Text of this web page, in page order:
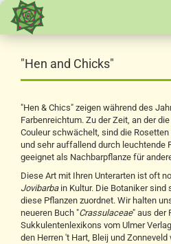
"Hen and Chicks"
"Hen & Chics" zeigen während des
Farbenreichtum. Zu der Zeit, an der
Couleur schwächelt, sind die
und sehr auffallend durch leuchtende
geeignet als Nachbarpflanze für
Diese Art mit Ihren Unterarten ist oft
Jovibarba in Kultur. Die Botaniker
diese Pflanzen zuordnet. Wir halten
neueren Buch "Crassulaceae" aus der
Sukkulentenlexikons vom Ulmer
den Herren 't Hart, Bleij und Zonneveld